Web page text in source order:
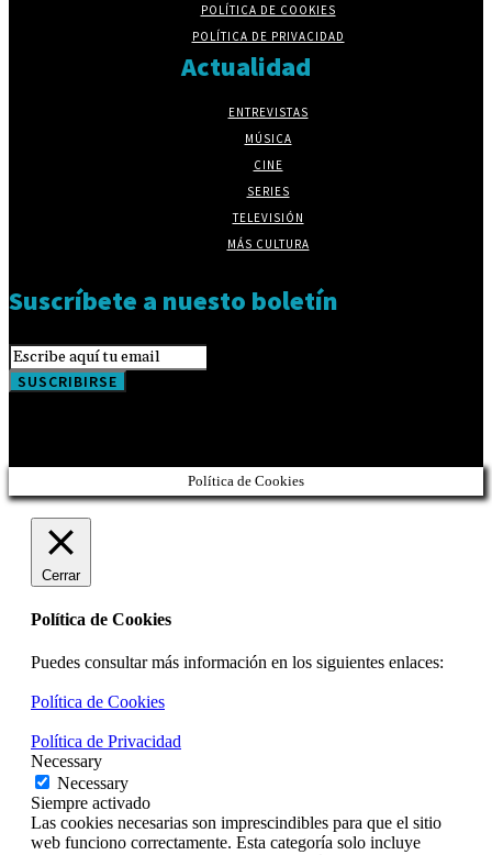
POLÍTICA DE COOKIES
POLÍTICA DE PRIVACIDAD
Actualidad
ENTREVISTAS
MÚSICA
CINE
SERIES
TELEVISIÓN
MÁS CULTURA
Suscríbete a nuesto boletín
SUSCRIBIRSE
Política de Cookies
Cerrar
Política de Cookies
Puedes consultar más información en los siguientes enlaces:
Política de Cookies
Política de Privacidad
Necessary
Necessary
Siempre activado
Las cookies necesarias son imprescindibles para que el sitio
web funciono correctamente. Esta categoría solo incluye